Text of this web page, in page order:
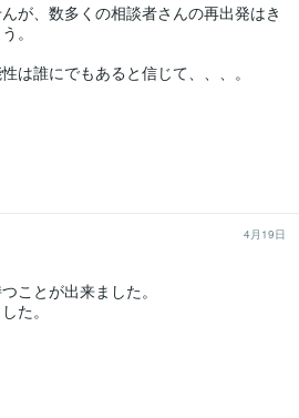
が、数多くの相談者さんの再出発はき
。
は誰にでもあると信じて、、、。
4月19日
ことが出来ました。
た。